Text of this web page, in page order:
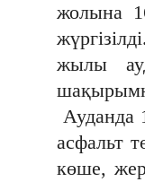
жолына
жылы
Ауданда
асфальт
көше,